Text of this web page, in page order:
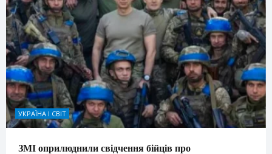
УКРАЇНА І СВІТ
ЗМІ оприлюднили свідчення бійців про